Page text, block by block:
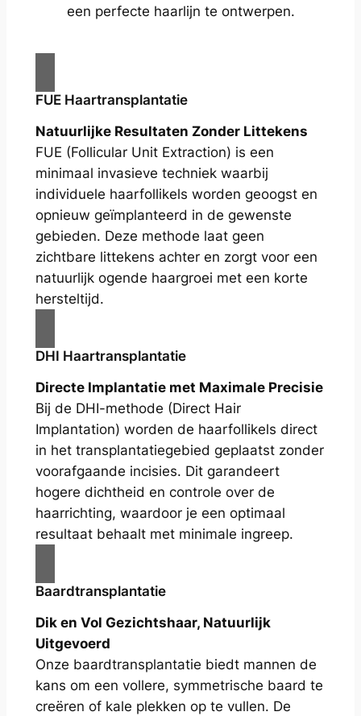
een perfecte haarlijn te ontwerpen.
FUE Haartransplantatie
Natuurlijke Resultaten Zonder Littekens
FUE (Follicular Unit Extraction) is een
minimaal invasieve techniek waarbij
individuele haarfollikels worden geoogst en
opnieuw geïmplanteerd in de gewenste
gebieden. Deze methode laat geen
zichtbare littekens achter en zorgt voor een
natuurlijk ogende haargroei met een korte
hersteltijd.
DHI Haartransplantatie
Directe Implantatie met Maximale Precisie
Bij de DHI-methode (Direct Hair
Implantation) worden de haarfollikels direct
in het transplantatiegebied geplaatst zonder
voorafgaande incisies. Dit garandeert
hogere dichtheid en controle over de
haarrichting, waardoor je een optimaal
resultaat behaalt met minimale ingreep.
Baardtransplantatie
Dik en Vol Gezichtshaar, Natuurlijk
Uitgevoerd
Onze baardtransplantatie biedt mannen de
kans om een vollere, symmetrische baard te
creëren of kale plekken op te vullen. De